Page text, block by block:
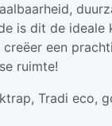
is dit de ideale
creëer een
ruimte!
Tradi eco,